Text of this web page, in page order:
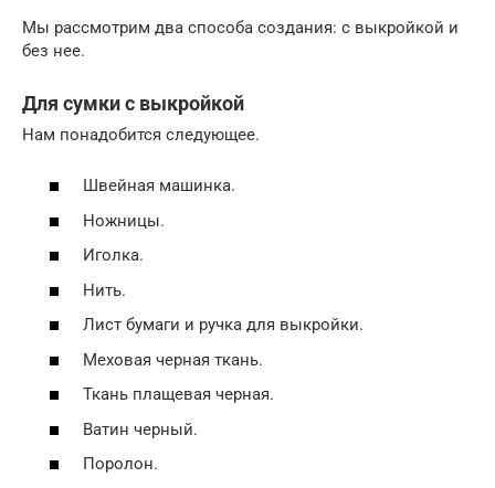
Мы рассмотрим два способа создания: с выкройкой и
без нее.
Для сумки с выкройкой
Нам понадобится следующее.
Швейная машинка.
Ножницы.
Иголка.
Нить.
Лист бумаги и ручка для выкройки.
Меховая черная ткань.
Ткань плащевая черная.
Ватин черный.
Поролон.